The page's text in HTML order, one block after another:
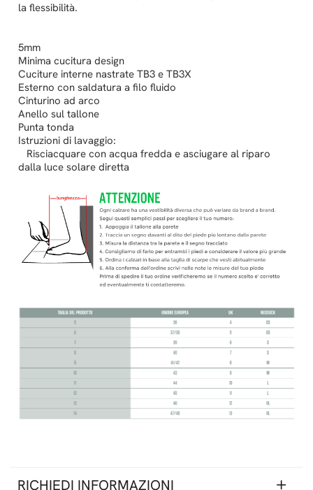
la flessibilità.
5mm
Minima cucitura design
Cuciture interne nastrate TB3 e TB3X
Esterno con saldatura a filo fluido
Cinturino ad arco
Anello sul tallone
Punta tonda
Istruzioni di lavaggio:
Risciacquare con acqua fredda e asciugare al riparo
dalla luce solare diretta
RICHIEDI INFORMAZIONI